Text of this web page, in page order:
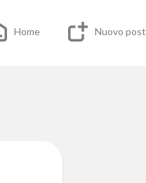
Home Nuovo post